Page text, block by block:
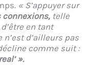
« S’appuyer sur
connexions, telle
en tant
d’ailleurs pas
comme suit :
».